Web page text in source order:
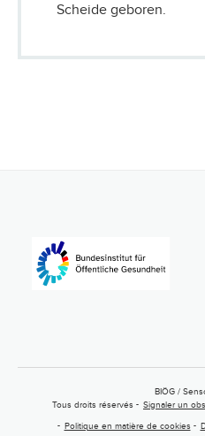
Scheide geboren.
BIÖG /
Tous droits réservés
Signaler un
Politique en matière de cookies